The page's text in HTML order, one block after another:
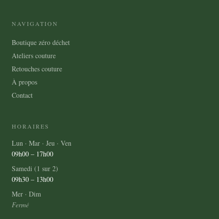
sur
la
page
du
produit
NAVIGATION
Boutique zéro déchet
Ateliers couture
Retouches couture
À propos
Contact
HORAIRES
Lun · Mar · Jeu · Ven
09h00 – 17h00
Samedi (1 sur 2)
09h30 – 13h00
Mer · Dim
Fermé